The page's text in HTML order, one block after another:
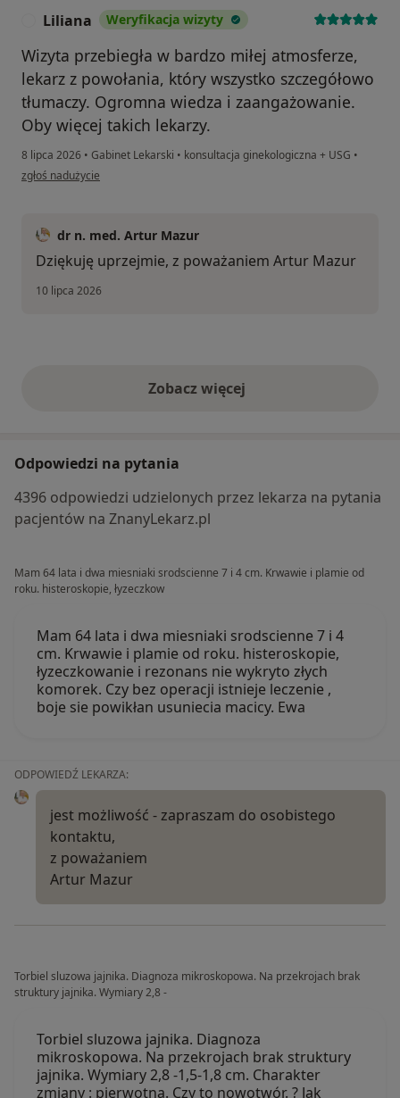
Liliana Weryfikacja wizyty
Wizyta przebiegła w bardzo miłej atmosferze,
lekarz z powołania, który wszystko szczegółowo
tłumaczy. Ogromna wiedza i zaangażowanie.
Oby więcej takich lekarzy.
8 lipca 2026 • Gabinet Lekarski • konsultacja ginekologiczna + USG •
w opinii użytkownika Liliana
zgłoś nadużycie
dr n. med. Artur Mazur
Dziękuję uprzejmie, z poważaniem Artur Mazur
10 lipca 2026
Zobacz więcejopinie powyżej
Odpowiedzi na pytania
4396 odpowiedzi udzielonych przez lekarza na pytania
pacjentów na ZnanyLekarz.pl
Mam 64 lata i dwa miesniaki srodscienne 7 i 4 cm. Krwawie i plamie od
roku. histeroskopie, łyzeczkow
Mam 64 lata i dwa miesniaki srodscienne 7 i 4
cm. Krwawie i plamie od roku. histeroskopie,
łyzeczkowanie i rezonans nie wykryto złych
komorek. Czy bez operacji istnieje leczenie ,
boje sie powikłan usuniecia macicy. Ewa
ODPOWIEDŹ LEKARZA:
jest możliwość - zapraszam do osobistego
kontaktu,
z poważaniem
Artur Mazur
Torbiel sluzowa jajnika. Diagnoza mikroskopowa. Na przekrojach brak
struktury jajnika. Wymiary 2,8 -
Torbiel sluzowa jajnika. Diagnoza
mikroskopowa. Na przekrojach brak struktury
jajnika. Wymiary 2,8 -1,5-1,8 cm. Charakter
zmiany : pierwotna. Czy to nowotwór. ? Jak